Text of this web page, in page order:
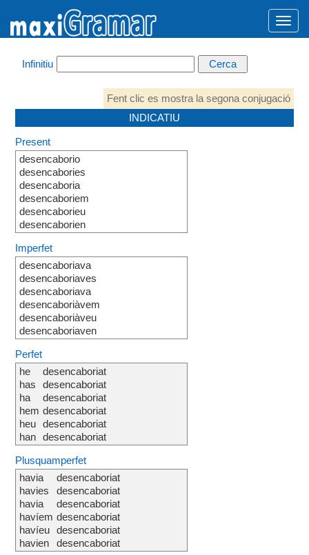
Infinitiu
Fent clic es mostra la segona conjugació
INDICATIU
Present
desencaborio
desencabories
desencaboria
desencaboriem
desencaborieu
desencaborien
Imperfet
desencaboriava
desencaboriaves
desencaboriava
desencaboriàvem
desencaboriàveu
desencaboriaven
Perfet
he
has
ha
hem
heu
han
desencaboriat
desencaboriat
desencaboriat
desencaboriat
desencaboriat
desencaboriat
Plusquamperfet
havia
havies
havia
havíem
havíeu
havien
desencaboriat
desencaboriat
desencaboriat
desencaboriat
desencaboriat
desencaboriat